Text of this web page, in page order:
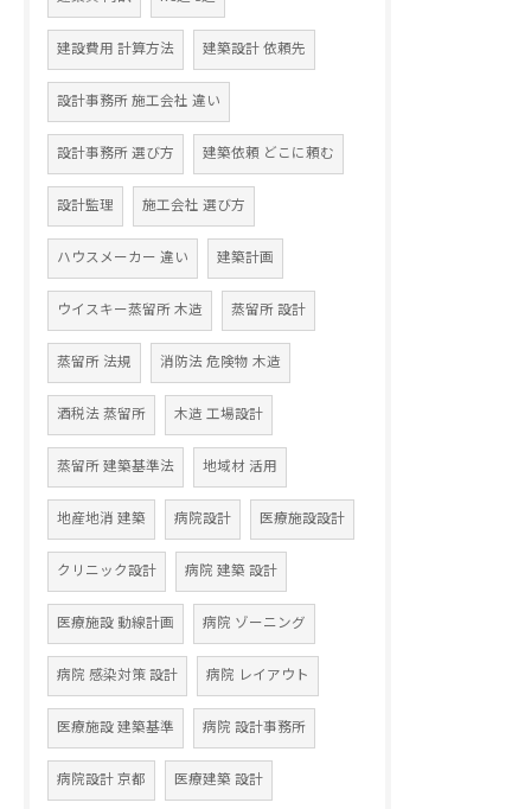
建設費用 計算方法 建築設計 依頼先
設計事務所 施工会社 違い
設計事務所 選び方 建築依頼 どこに頼む
設計監理 施工会社 選び方
ハウスメーカー 違い 建築計画
ウイスキー蒸留所 木造 蒸留所 設計
蒸留所 法規 消防法 危険物 木造
酒税法 蒸留所 木造 工場設計
蒸留所 建築基準法 地域材 活用
地産地消 建築 病院設計 医療施設設計
クリニック設計 病院 建築 設計
医療施設 動線計画 病院 ゾーニング
病院 感染対策 設計 病院 レイアウト
医療施設 建築基準 病院 設計事務所
病院設計 京都 医療建築 設計